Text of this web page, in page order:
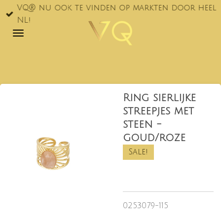
Ga
direct
naar
VQ® nu ook te vinden op markten door heel
NL!
Ring sierlijke
streepjes met
steen -
goud/roze
Sale!
0253079-115